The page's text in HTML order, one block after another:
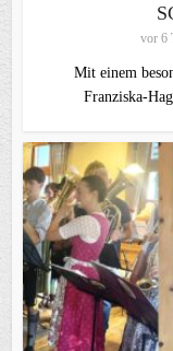
vor 6
Mit einem
Franziska-